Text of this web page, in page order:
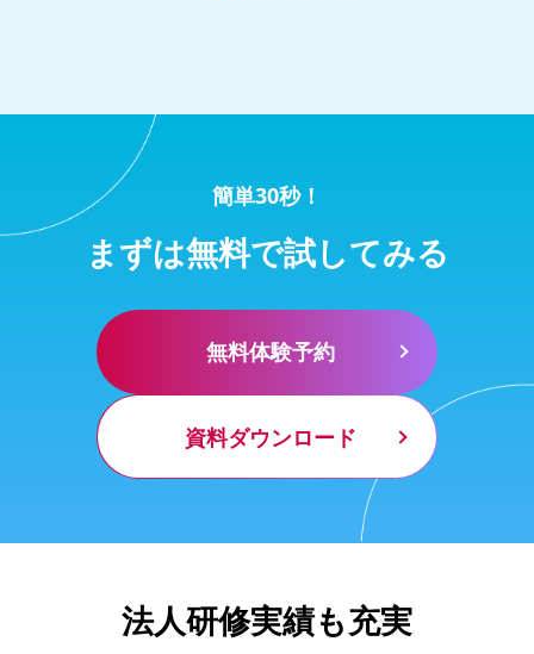
簡単30秒！
まずは無料で試してみる
無料体験予約
資料ダウンロード
法人研修実績も充実